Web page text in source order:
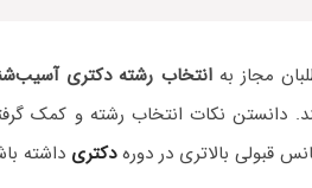
مجاز بهانتخاب رشته دکتری
دانستن نکات انتخاب رشته و کمک
قبولی بالاتری در دورهدکتری داشته